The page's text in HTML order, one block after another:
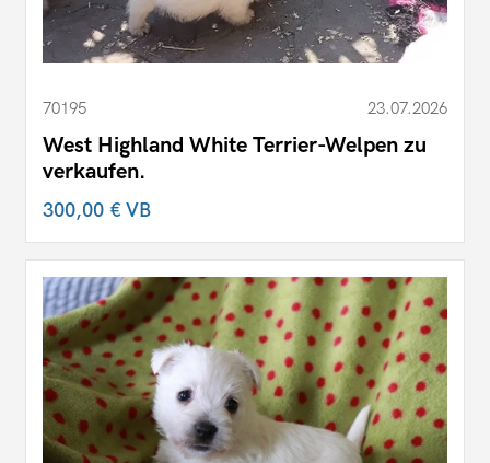
70195 23.07.2026
West Highland White Terrier-Welpen zu
verkaufen.
300,00 €VB